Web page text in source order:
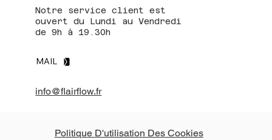
Notre service client est
ouvert du Lundi au Vendredi
de 9h à 19.30h
MAIL
info@flairflow.fr
Politique D'utilisation Des Cookies